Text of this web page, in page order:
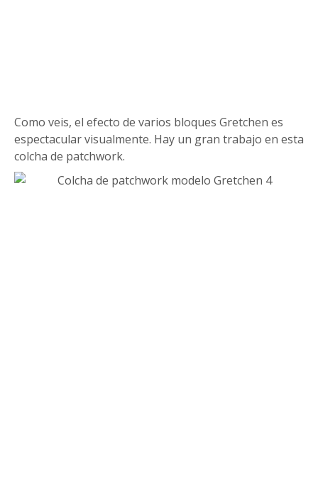
Como veis, el efecto de varios bloques Gretchen es
espectacular visualmente. Hay un gran trabajo en esta
colcha de patchwork.